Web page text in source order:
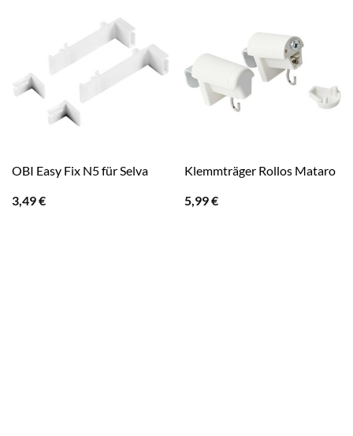
OBI Easy Fix N5 für Selva
3,49€
Klemmträger Rollos Mataro
5,99€